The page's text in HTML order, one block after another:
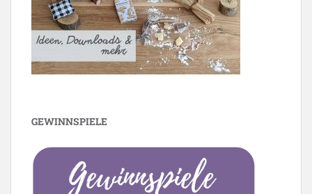
GEWINNSPIELE